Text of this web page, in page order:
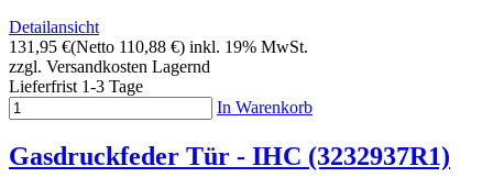
Detailansicht
131,95 €(Netto 110,88 €) inkl. 19% MwSt.
zzgl. Versandkosten Lagernd
Lieferfrist 1-3 Tage
In Warenkorb
Gasdruckfeder Tür - IHC (3232937R1)